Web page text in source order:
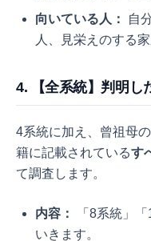
向いている人：
自
人、見栄えのする
4. 【全系統】判明し
4系統に加え、曾祖母
籍に記載されているす
て調査します。
内容：
「8系統」
いきます。